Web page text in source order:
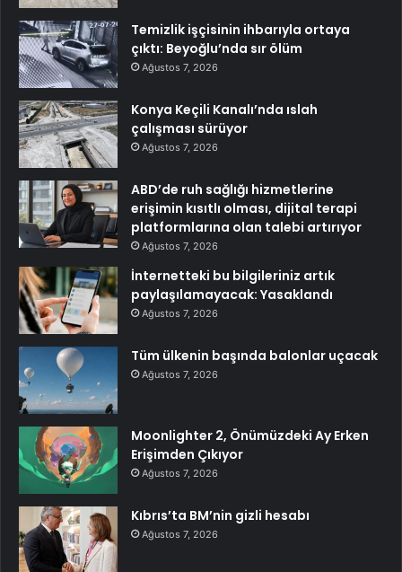
Temizlik işçisinin ihbarıyla ortaya
çıktı: Beyoğlu’nda sır ölüm
Ağustos 7, 2026
Konya Keçili Kanalı’nda ıslah
çalışması sürüyor
Ağustos 7, 2026
ABD’de ruh sağlığı hizmetlerine
erişimin kısıtlı olması, dijital terapi
platformlarına olan talebi artırıyor
Ağustos 7, 2026
İnternetteki bu bilgileriniz artık
paylaşılamayacak: Yasaklandı
Ağustos 7, 2026
Tüm ülkenin başında balonlar uçacak
Ağustos 7, 2026
Moonlighter 2, Önümüzdeki Ay Erken
Erişimden Çıkıyor
Ağustos 7, 2026
Kıbrıs’ta BM’nin gizli hesabı
Ağustos 7, 2026